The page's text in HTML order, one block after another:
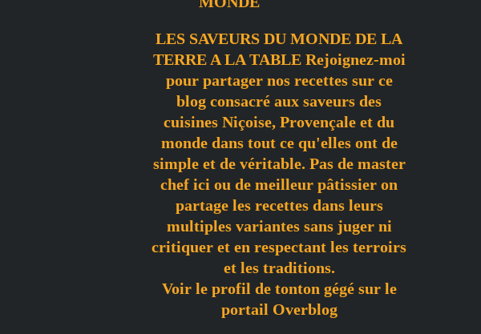
LES SAVEURS DU MONDE DE LA
TERRE A LA TABLE Rejoignez-moi
pour partager nos recettes sur ce
blog consacré aux saveurs des
cuisines Niçoise, Provençale et du
monde dans tout ce qu'elles ont de
simple et de véritable. Pas de master
chef ici ou de meilleur pâtissier on
partage les recettes dans leurs
multiples variantes sans juger ni
critiquer et en respectant les terroirs
et les traditions.
Voir le profil de tonton gégésur le
portail Overblog